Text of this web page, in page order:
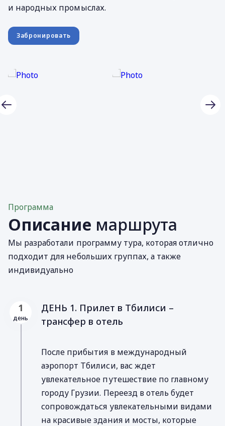
и народных промыслах.
Забронировать
Программа
Описание маршрута
Мы разработали программу тура, которая отлично
подходит для небольших группах, а также
индивидуально
1
день
ДЕНЬ 1. Прилет в Тбилиси –
трансфер в отель
После прибытия в международный
аэропорт Тбилиси, вас ждет
увлекательное путешествие по главному
городу Грузии. Переезд в отель будет
сопровождаться увлекательными видами
на красивые здания и мосты, которые